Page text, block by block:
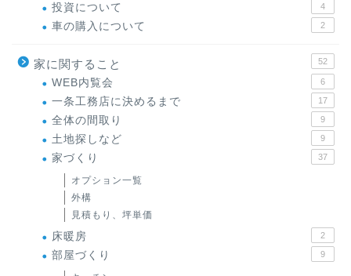
投資について 4
車の購入について 2
家に関すること 52
WEB内覧会 6
一条工務店に決めるまで 17
全体の間取り 9
土地探しなど 9
家づくり 37
オプション一覧
外構
見積もり、坪単価
床暖房 2
部屋づくり 9